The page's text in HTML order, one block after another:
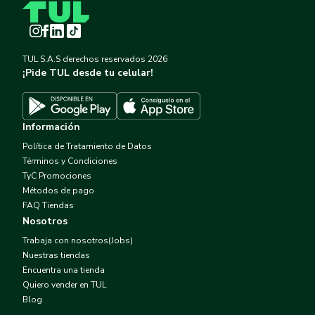
Instagram
Facebook
LinkedInTikTok
TUL S.A.S derechos reservados 2026
¡Pide TUL desde tu celular!
Descargar TUL en Google Play
Información
Política de Tratamiento de Datos
Términos y Condiciones
TyC Promociones
Métodos de pago
FAQ Tiendas
Nosotros
Trabaja con nosotros(Jobs)
Nuestras tiendas
Encuentra una tienda
Quiero vender en TUL
Blog